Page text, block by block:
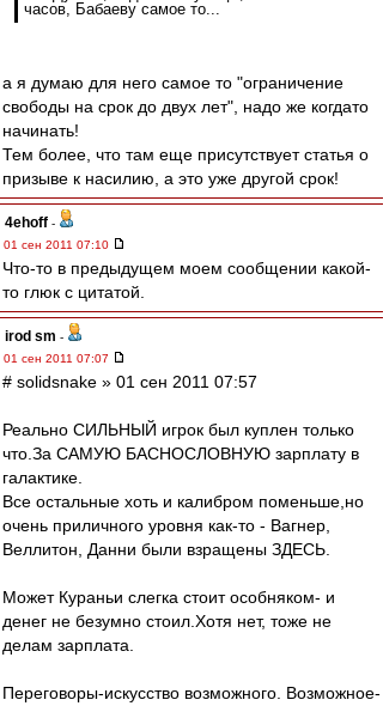
часов, Бабаеву самое то...
а я думаю для него самое то "ограничение
свободы на срок до двух лет", надо же когдато
начинать!
Тем более, что там еще присутствует статья о
призыве к насилию, а это уже другой срок!
4ehoff -
01 сен 2011 07:10
Что-то в предыдущем моем сообщении какой-
то глюк с цитатой.
irod sm -
01 сен 2011 07:07
# solidsnake » 01 сен 2011 07:57
Реально СИЛЬНЫЙ игрок был куплен только
что.За САМУЮ БАСНОСЛОВНУЮ зарплату в
галактике.
Все остальные хоть и калибром поменьше,но
очень приличного уровня как-то - Вагнер,
Веллитон, Данни были взращены ЗДЕСЬ.
Может Кураньи слегка стоит особняком- и
денег не безумно стоил.Хотя нет, тоже не
делам зарплата.
Переговоры-искусство возможного. Возможное-